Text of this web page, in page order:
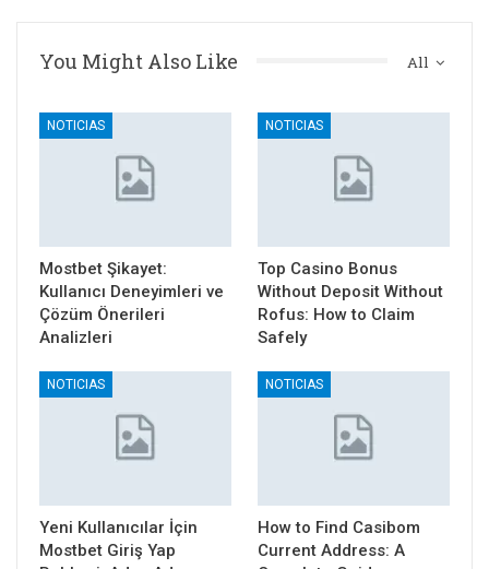
All
You Might Also Like
NOTICIAS
Mostbet Şikayet:
Kullanıcı Deneyimleri ve
Çözüm Önerileri
Analizleri
NOTICIAS
Top Casino Bonus
Without Deposit Without
Rofus: How to Claim
Safely
NOTICIAS
Yeni Kullanıcılar İçin
Mostbet Giriş Yap
NOTICIAS
How to Find Casibom
Current Address: A